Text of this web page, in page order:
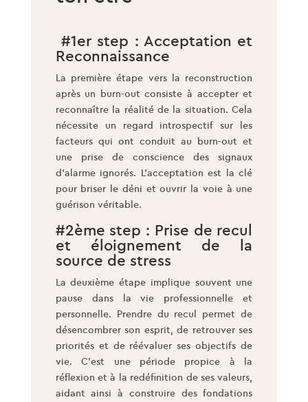
#1er step : Acceptation et
Reconnaissance
La première étape vers la reconstruction
après un burn-out consiste à accepter et
reconnaître la réalité de la situation. Cela
nécessite un regard introspectif sur les
facteurs qui ont conduit au burn-out et
une prise de conscience des signaux
d’alarme ignorés. L’acceptation est la clé
pour briser le déni et ouvrir la voie à une
guérison véritable.
#2ème step : Prise de recul
et éloignement de la
source de stress
La deuxième étape implique souvent une
pause dans la vie professionnelle et
personnelle. Prendre du recul permet de
désencombrer son esprit, de retrouver ses
priorités et de réévaluer ses objectifs de
vie. C’est une période propice à la
réflexion et à la redéfinition de ses valeurs,
aidant ainsi à construire des fondations